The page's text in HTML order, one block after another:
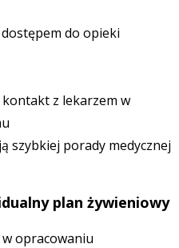
do opieki
z lekarzem w
szybkiej porady medycznej
plan żywieniowy
opracowaniu